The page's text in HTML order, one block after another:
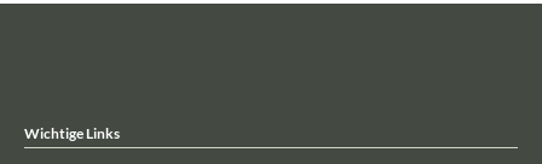
Wichtige Links